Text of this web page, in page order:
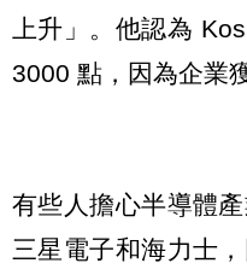
上升」。他認為
3000 點，因為企業
有些人擔心半導體
三星電子和海力士